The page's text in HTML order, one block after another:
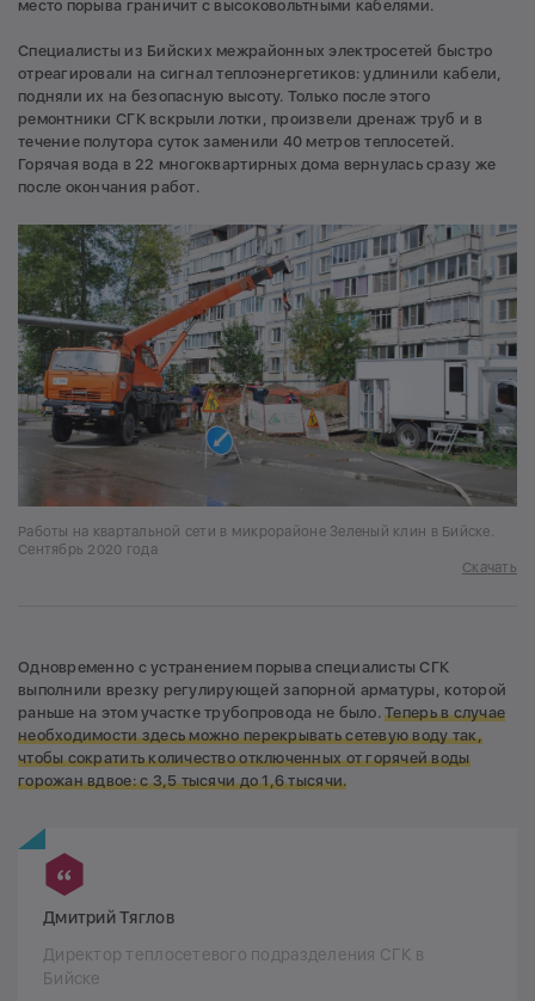
место порыва граничит с высоковольтными кабелями.
Специалисты из Бийских межрайонных электросетей быстро
отреагировали на сигнал теплоэнергетиков: удлинили кабели,
подняли их на безопасную высоту. Только после этого
ремонтники СГК вскрыли лотки, произвели дренаж труб и в
течение полутора суток заменили 40 метров теплосетей.
Горячая вода в 22 многоквартирных дома вернулась сразу же
после окончания работ.
Работы на квартальной сети в микрорайоне Зеленый клин в Бийске.
Сентябрь 2020 года
Скачать
Одновременно с устранением порыва специалисты СГК
выполнили врезку регулирующей запорной арматуры, которой
раньше на этом участке трубопровода не было.Теперь в случае
необходимости здесь можно перекрывать сетевую воду так,
чтобы сократить количество отключенных от горячей воды
горожан вдвое: с 3,5 тысячи до 1,6 тысячи.
Дмитрий Тяглов
Директор теплосетевого подразделения СГК в
Бийске